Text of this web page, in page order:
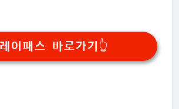
이패스 바로가기👆